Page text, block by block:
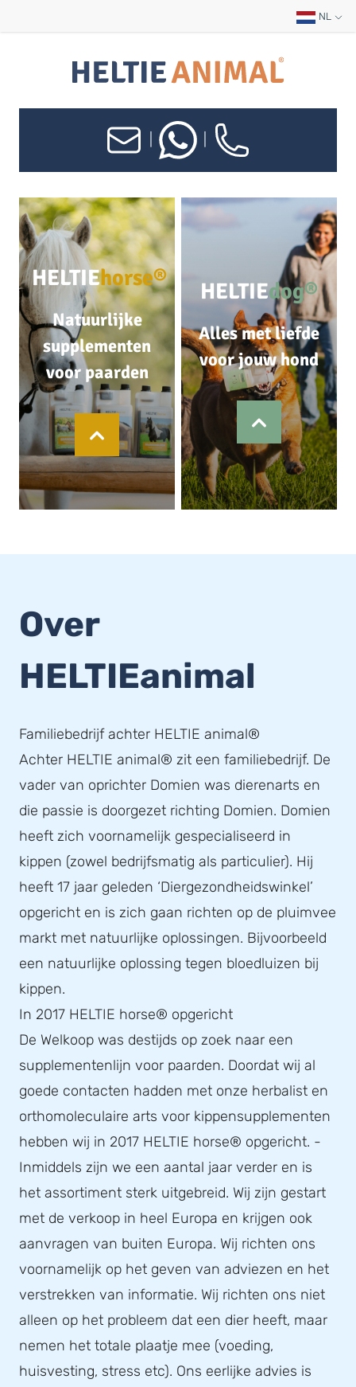
NL
HELTIEhorse®
Natuurlijke
supplementen
voor paarden
HELTIEdog®
Alles met liefde
voor jouw hond
Over
HELTIEanimal
Familiebedrijf achter HELTIE animal®
Achter HELTIE animal® zit een familiebedrijf. De
vader van oprichter Domien was dierenarts en
die passie is doorgezet richting Domien. Domien
heeft zich voornamelijk gespecialiseerd in
kippen (zowel bedrijfsmatig als particulier). Hij
heeft 17 jaar geleden ‘Diergezondheidswinkel’
opgericht en is zich gaan richten op de pluimvee
markt met natuurlijke oplossingen. Bijvoorbeeld
een natuurlijke oplossing tegen bloedluizen bij
kippen.
In 2017 HELTIE horse® opgericht
De Welkoop was destijds op zoek naar een
supplementenlijn voor paarden. Doordat wij al
goede contacten hadden met onze herbalist en
orthomoleculaire arts voor kippensupplementen
hebben wij in 2017 HELTIE horse® opgericht. -
Inmiddels zijn we een aantal jaar verder en is
het assortiment sterk uitgebreid. Wij zijn gestart
met de verkoop in heel Europa en krijgen ook
aanvragen van buiten Europa. Wij richten ons
voornamelijk op het geven van adviezen en het
verstrekken van informatie. Wij richten ons niet
alleen op het probleem dat een dier heeft, maar
nemen het totale plaatje mee (voeding,
huisvesting, stress etc). Ons eerlijke advies is